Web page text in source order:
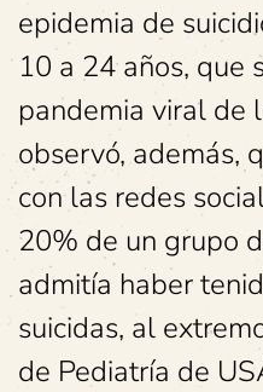
epidemia de
10 a 24 años, que
pandemia viral de
observó, además,
con las redes
20% de un grupo
admitía haber
suicidas, al
de Pediatría de